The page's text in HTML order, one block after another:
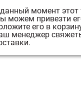
момент этот
можем привезти
его в
менеджер